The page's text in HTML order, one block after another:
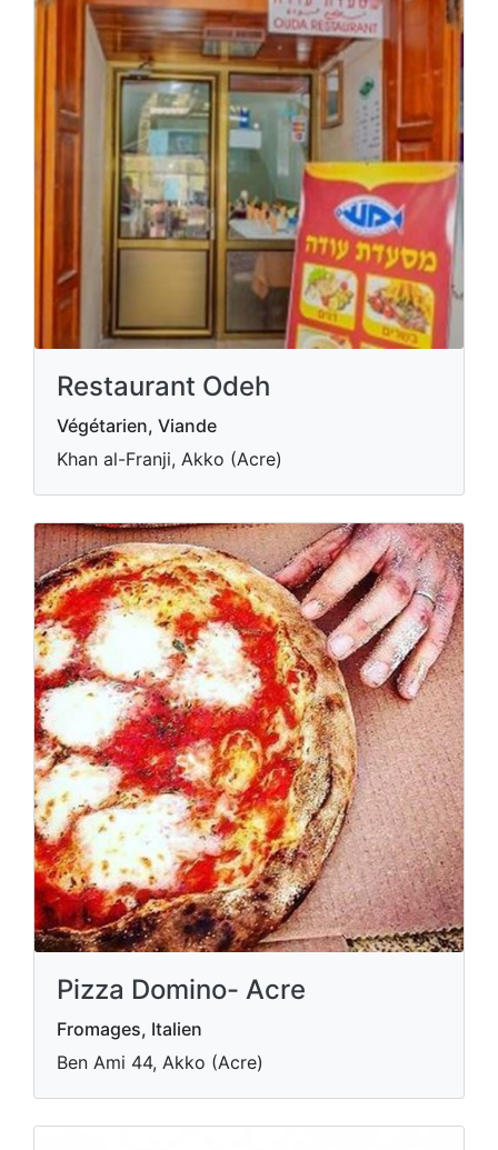
Restaurant Odeh
Végétarien, Viande
Khan al-Franji, Akko (Acre)
Pizza Domino- Acre
Fromages, Italien
Ben Ami 44, Akko (Acre)